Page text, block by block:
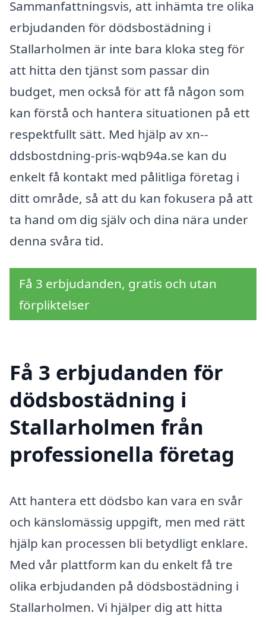
Sammanfattningsvis, att inhämta tre olika
erbjudanden för dödsbostädning i
Stallarholmen är inte bara kloka steg för
att hitta den tjänst som passar din
budget, men också för att få någon som
kan förstå och hantera situationen på ett
respektfullt sätt. Med hjälp av xn--
ddsbostdning-pris-wqb94a.se kan du
enkelt få kontakt med pålitliga företag i
ditt område, så att du kan fokusera på att
ta hand om dig själv och dina nära under
denna svåra tid.
Få 3 erbjudanden, gratis och utan
förpliktelser
Få 3 erbjudanden för
dödsbostädning i
Stallarholmen från
professionella företag
Att hantera ett dödsbo kan vara en svår
och känslomässig uppgift, men med rätt
hjälp kan processen bli betydligt enklare.
Med vår plattform kan du enkelt få tre
olika erbjudanden på dödsbostädning i
Stallarholmen. Vi hjälper dig att hitta